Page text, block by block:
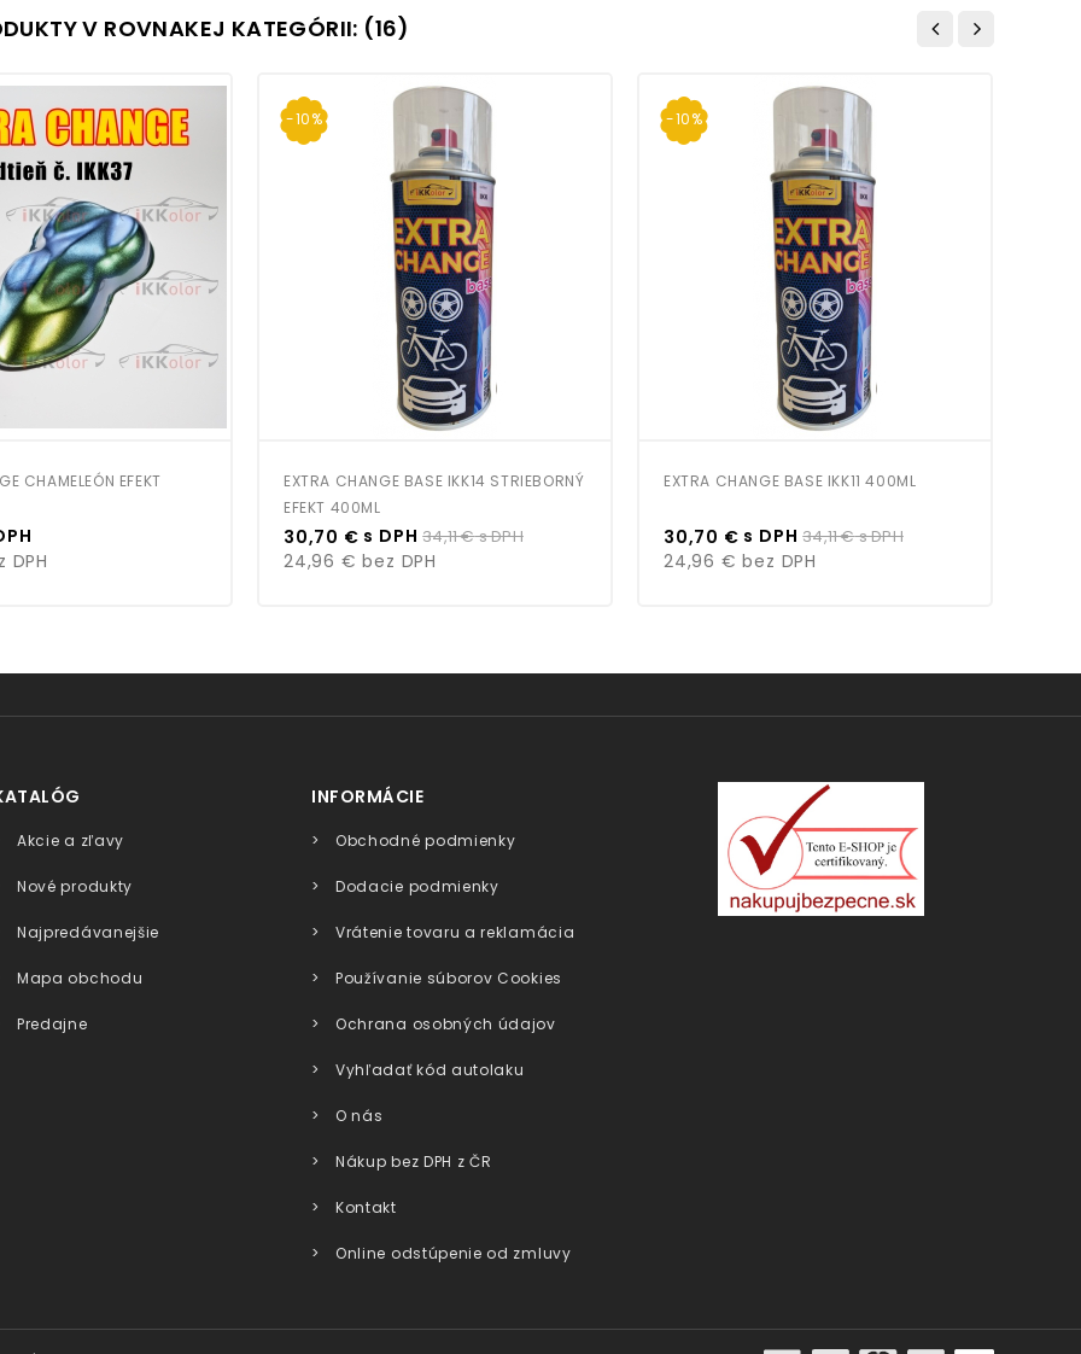
V ROVNAKEJ KATEGÓRII: (16)
CHAMELEÓN EFEKT
DPH
-10%
EXTRA CHANGE BASE IKK14 STRIEBORNÝ
EFEKT 400ML
Cena
30,70 € s DPH Bežná
cena
34,11 €s DPH
24,96 € bez DPH
-10%
EXTRA CHANGE BASE IKK11 400ML
Cena
30,70 € s DPH Bežná
cena
34,11 €s DPH
24,96 € bez DPH
Akcie a zľavy
Nové produkty
Najpredávanejšie
Mapa obchodu
Predajne
INFORMÁCIE
Obchodné podmienky
Dodacie podmienky
Vrátenie tovaru a reklamácia
Používanie súborov Cookies
Ochrana osobných údajov
Vyhľadať kód autolaku
O nás
Nákup bez DPH z ČR
Kontakt
Online odstúpenie od zmluvy